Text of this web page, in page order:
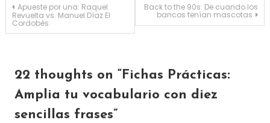
Navegación de entradas
Apueste por una: Raquel
Revuelta vs. Manuel Díaz El
Cordobés
Back to the 90s: De cuando los
bancos tenían mascotas
22 thoughts on “Fichas Prácticas:
Amplia tu vocabulario con diez
sencillas frases”